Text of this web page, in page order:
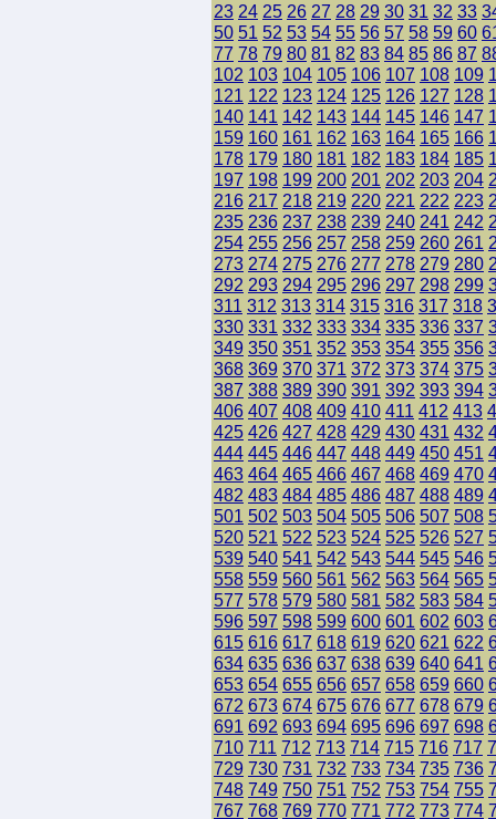
23 24 25 26 27 28 29 30 31 32 33
50 51 52 53 54 55 56 57 58 59 60
77 78 79 80 81 82 83 84 85 86 87
102 103 104 105 106 107 108 109
121 122 123 124 125 126 127 128
140 141 142 143 144 145 146 147
159 160 161 162 163 164 165 166
178 179 180 181 182 183 184 185
197 198 199 200 201 202 203 204
216 217 218 219 220 221 222 223
235 236 237 238 239 240 241 242
254 255 256 257 258 259 260 261
273 274 275 276 277 278 279 280
292 293 294 295 296 297 298 299
311 312 313 314 315 316 317 318
330 331 332 333 334 335 336 337
349 350 351 352 353 354 355 356
368 369 370 371 372 373 374 375
387 388 389 390 391 392 393 394
406 407 408 409 410 411 412 413
425 426 427 428 429 430 431 432
444 445 446 447 448 449 450 451
463 464 465 466 467 468 469 470
482 483 484 485 486 487 488 489
501 502 503 504 505 506 507 508
520 521 522 523 524 525 526 527
539 540 541 542 543 544 545 546
558 559 560 561 562 563 564 565
577 578 579 580 581 582 583 584
596 597 598 599 600 601 602 603
615 616 617 618 619 620 621 622
634 635 636 637 638 639 640 641
653 654 655 656 657 658 659 660
672 673 674 675 676 677 678 679
691 692 693 694 695 696 697 698
710 711 712 713 714 715 716 717
729 730 731 732 733 734 735 736
748 749 750 751 752 753 754 755
767 768 769 770 771 772 773 774